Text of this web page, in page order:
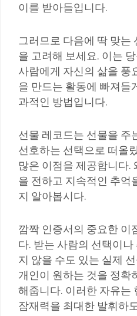
이를 받아들입니다.
그러므로 다음에 딱 맞는
을 고려해 보세요. 이는
사람에게 자신의 삶을 풍
을 만드는 활동에 빠져들
과적인 방법입니다.
선물 레코드는 선물을 주
선호하는 선택으로 떠올
많은 이점을 제공합니다.
을 전하고 지속적인 추억
지 알아봅시다.
깜짝 인증서의 중요한 이
다. 받는 사람의 선택이
지 않을 수도 있는 실제
개인이 원하는 것을 정확
해줍니다. 이러한 자유는
잠재력을 최대한 발휘하